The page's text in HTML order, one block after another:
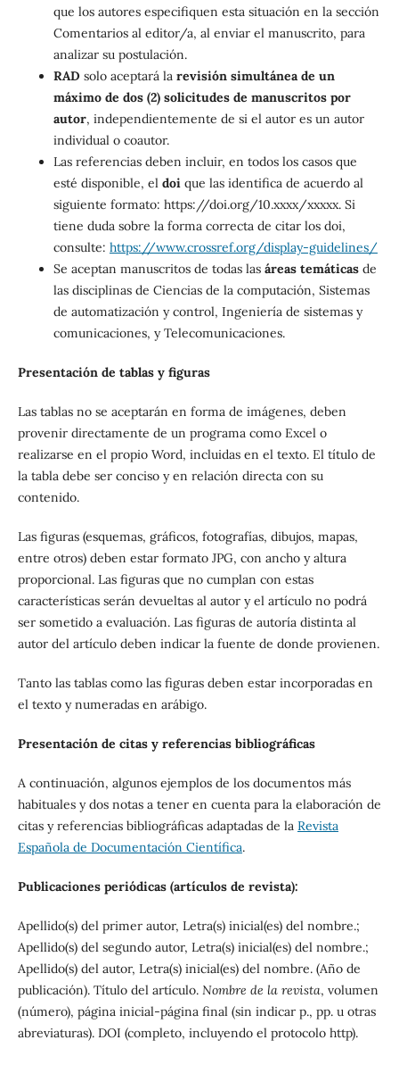
que los autores especifiquen esta situación en la sección
Comentarios al editor/a, al enviar el manuscrito, para
analizar su postulación.
RAD solo aceptará la revisión simultánea de un
máximo de dos (2) solicitudes de manuscritos por
autor, independientemente de si el autor es un autor
individual o coautor.
Las referencias deben incluir, en todos los casos que
esté disponible, el doique las identifica de acuerdo al
siguiente formato: https://doi.org/10.xxxx/xxxxx. Si
tiene duda sobre la forma correcta de citar los doi,
consulte: https://www.crossref.org/display-guidelines/
Se aceptan manuscritos de todas las áreas temáticasde
las disciplinas de Ciencias de la computación, Sistemas
de automatización y control, Ingeniería de sistemas y
comunicaciones, y Telecomunicaciones.
Presentación de tablas y figuras
Las tablas no se aceptarán en forma de imágenes, deben
provenir directamente de un programa como Excel o
realizarse en el propio Word, incluidas en el texto. El título de
la tabla debe ser conciso y en relación directa con su
contenido.
Las figuras (esquemas, gráficos, fotografías, dibujos, mapas,
entre otros) deben estar formato JPG, con ancho y altura
proporcional. Las figuras que no cumplan con estas
características serán devueltas al autor y el artículo no podrá
ser sometido a evaluación. Las figuras de autoría distinta al
autor del artículo deben indicar la fuente de donde provienen.
Tanto las tablas como las figuras deben estar incorporadas en
el texto y numeradas en arábigo.
Presentación de citas y referencias bibliográficas
A continuación, algunos ejemplos de los documentos más
habituales y dos notas a tener en cuenta para la elaboración de
citas y referencias bibliográficas adaptadas de la Revista
Española de Documentación Científica.
Publicaciones periódicas (artículos de revista):
Apellido(s) del primer autor, Letra(s) inicial(es) del nombre.;
Apellido(s) del segundo autor, Letra(s) inicial(es) del nombre.;
Apellido(s) del autor, Letra(s) inicial(es) del nombre. (Año de
publicación). Título del artículo. Nombre de la revista, volumen
(número), página inicial-página final (sin indicar p., pp. u otras
abreviaturas). DOI (completo, incluyendo el protocolo http).